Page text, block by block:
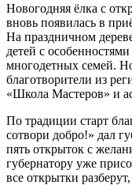
Новогодняя ёлка с
вновь появилась в
На праздничном
детей с
многодетных семей.
благотворители из
«Школа Мастеров» и
По традиции старт
сотвори добро!» дал
пять открыток с
губернатору уже
все открытки